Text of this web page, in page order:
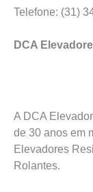
Telefone: (31)
DCA
A DCA
de 30 anos em
Elevadores
Rolantes.